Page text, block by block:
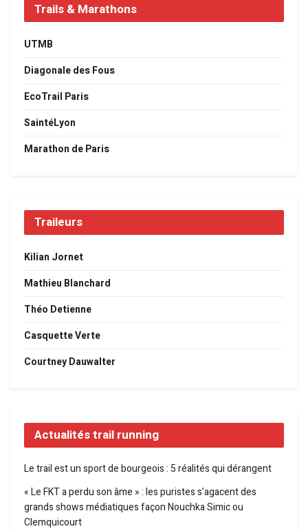
Trails & Marathons
UTMB
Diagonale des Fous
EcoTrail Paris
SaintéLyon
Marathon de Paris
Traileurs
Kilian Jornet
Mathieu Blanchard
Théo Detienne
Casquette Verte
Courtney Dauwalter
Actualités trail running
Le trail est un sport de bourgeois : 5 réalités qui dérangent
« Le FKT a perdu son âme » : les puristes s’agacent des
grands shows médiatiques façon Nouchka Simic ou
Clemquicourt